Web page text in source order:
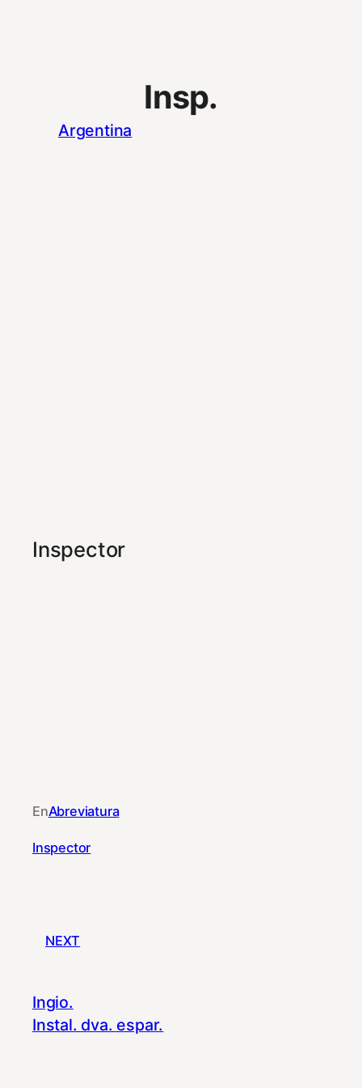
Insp.
Argentina
Inspector
EnAbreviatura
Inspector
NEXT
Ingio.
Instal. dva. espar.